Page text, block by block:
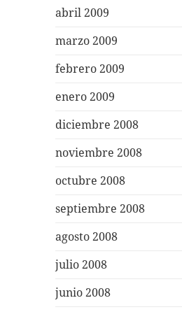
abril 2009
marzo 2009
febrero 2009
enero 2009
diciembre 2008
noviembre 2008
octubre 2008
septiembre 2008
agosto 2008
julio 2008
junio 2008